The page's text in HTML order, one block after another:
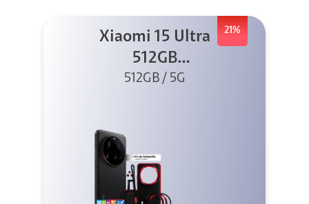
21%
Xiaomi 15 Ultra
512GB
Photography Kit
512GB / 5G